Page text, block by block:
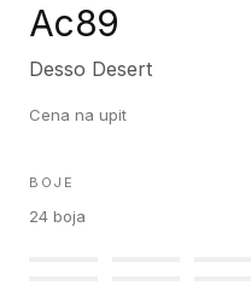
Ac89
Desso Desert
Cena na upit
BOJE
24 boja